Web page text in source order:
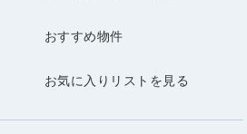
おすすめ物件
お気に入りリストを見る